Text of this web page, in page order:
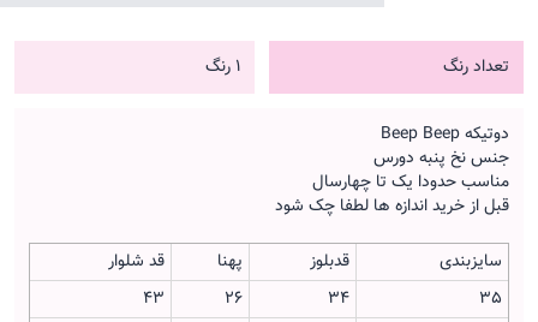
تعداد رنگ 1 رنگ
دوتیکه Beep Beep
جنس نخ پنبه دورس
مناسب حدودا یک تا چهارسال
قبل از خرید اندازه ها لطفا چک شود
سایزبندی قدبلوز پهنا
قد شلوار
35
34
26
43